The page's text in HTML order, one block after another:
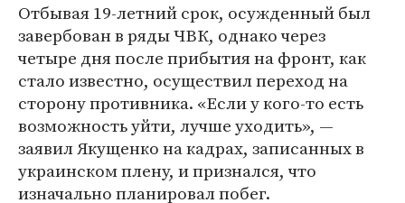
Отбывая 19-летний срок, осужденный был
завербован в ряды ЧВК, однако через
четыре дня после прибытия на фронт, как
стало известно, осуществил переход на
сторону противника. «Если у кого-то есть
возможность уйти, лучше уходить», —
заявил Якущенко на кадрах, записанных в
украинском плену, и признался, что
изначально планировал побег.